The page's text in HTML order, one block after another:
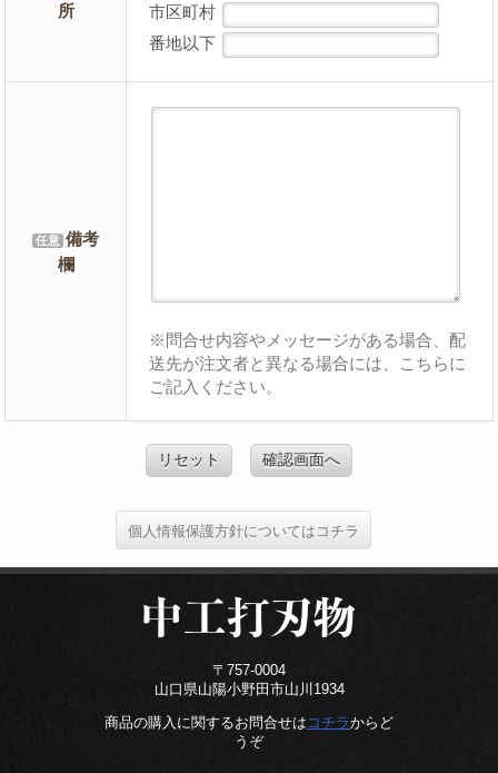
所
市区町村
番地以下
任意 備考
欄
※問合せ内容やメッセージがある場合、配
送先が注文者と異なる場合には、こちらに
ご記入ください。
リセット 確認画面へ
個人情報保護方針についてはコチラ
〒757-0004
山口県山陽小野田市山川1934
商品の購入に関するお問合せは コチラからど
うぞ